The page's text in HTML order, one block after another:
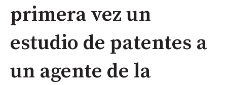
primera vez un
estudio de patentes a
un agente de la